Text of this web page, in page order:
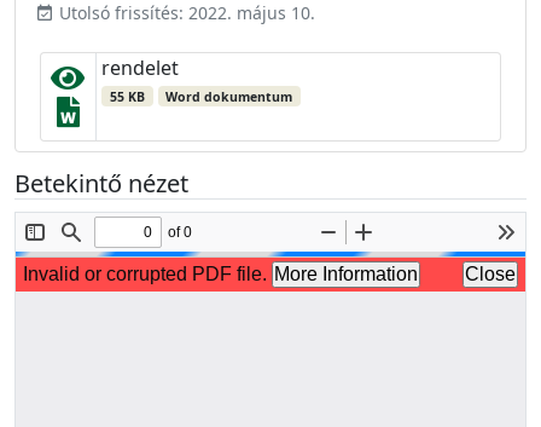
event_available Utolsó frissítés: 2022. május 10.
rendelet
55 KB Word dokumentum
Betekintő nézet